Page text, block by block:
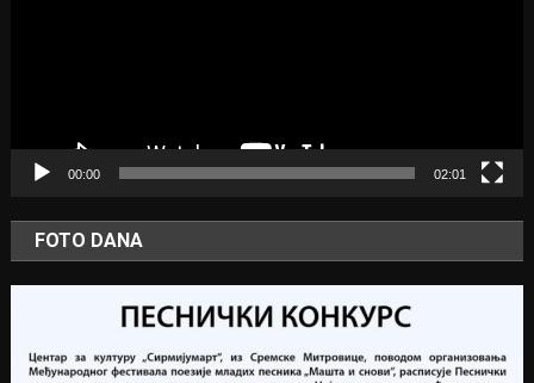
00:00 02:01
FOTO DANA